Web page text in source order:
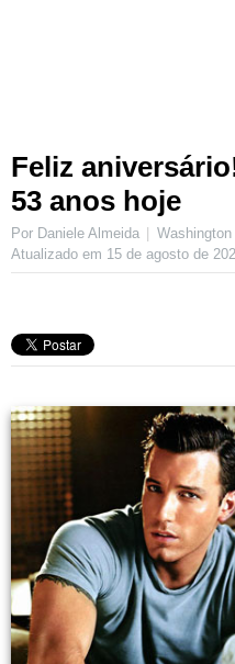
Feliz
53 anos hoje
Por Daniele Almeida
Washington
Atualizado em 15 de agosto de